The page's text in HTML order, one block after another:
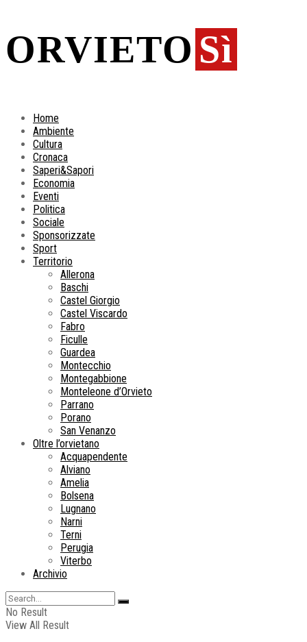
ORVIETO Sì
Home
Ambiente
Cultura
Cronaca
Saperi&Sapori
Economia
Eventi
Politica
Sociale
Sponsorizzate
Sport
Territorio
Allerona
Baschi
Castel Giorgio
Castel Viscardo
Fabro
Ficulle
Guardea
Montecchio
Montegabbione
Monteleone d’Orvieto
Parrano
Porano
San Venanzo
Oltre l’orvietano
Acquapendente
Alviano
Amelia
Bolsena
Lugnano
Narni
Terni
Perugia
Viterbo
Archivio
No Result
View All Result